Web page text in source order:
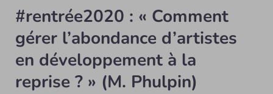
#rentrée2020 : « Comment
gérer l’abondance d’artistes
en développement à la
reprise ? » (M. Phulpin)